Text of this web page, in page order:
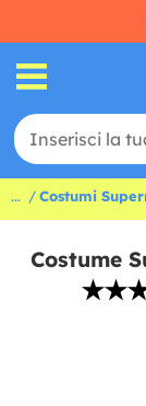
... Costumi
Costume